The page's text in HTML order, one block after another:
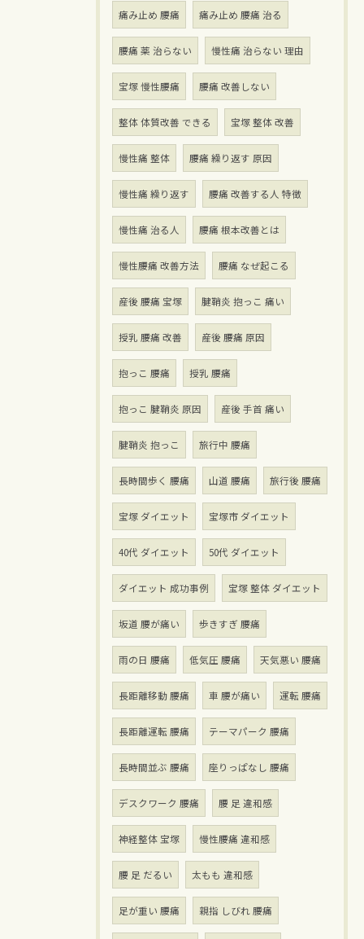
痛み止め 腰痛 痛み止め 腰痛 治る
腰痛 薬 治らない 慢性痛 治らない 理由
宝塚 慢性腰痛 腰痛 改善しない
整体 体質改善 できる 宝塚 整体 改善
慢性痛 整体 腰痛 繰り返す 原因
慢性痛 繰り返す 腰痛 改善する人 特徴
慢性痛 治る人 腰痛 根本改善とは
慢性腰痛 改善方法 腰痛 なぜ起こる
産後 腰痛 宝塚 腱鞘炎 抱っこ 痛い
授乳 腰痛 改善 産後 腰痛 原因
抱っこ 腰痛 授乳 腰痛
抱っこ 腱鞘炎 原因 産後 手首 痛い
腱鞘炎 抱っこ 旅行中 腰痛
長時間歩く 腰痛 山道 腰痛 旅行後 腰痛
宝塚 ダイエット 宝塚市 ダイエット
40代 ダイエット 50代 ダイエット
ダイエット 成功事例 宝塚 整体 ダイエット
坂道 腰が痛い 歩きすぎ 腰痛
雨の日 腰痛 低気圧 腰痛 天気悪い 腰痛
長距離移動 腰痛 車 腰が痛い 運転 腰痛
長距離運転 腰痛 テーマパーク 腰痛
長時間並ぶ 腰痛 座りっぱなし 腰痛
デスクワーク 腰痛 腰 足 違和感
神経整体 宝塚 慢性腰痛 違和感
腰 足 だるい 太もも 違和感
足が重い 腰痛 親指 しびれ 腰痛